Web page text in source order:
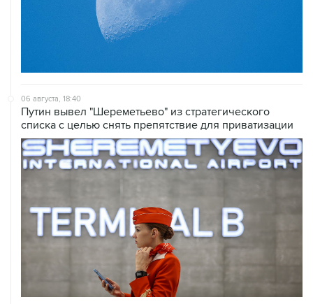
06 августа, 18:40
Путин вывел "Шереметьево" из стратегического
списка с целью снять препятствие для приватизации